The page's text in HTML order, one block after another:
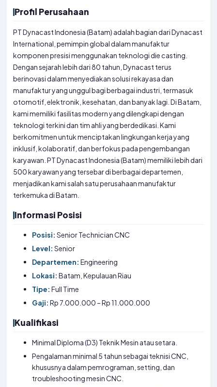
Profil Perusahaan
PT Dynacast Indonesia (Batam) adalah bagian dari Dynacast
International, pemimpin global dalam manufaktur
komponen presisi menggunakan teknologi die casting.
Dengan sejarah lebih dari 80 tahun, Dynacast terus
berinovasi dalam menyediakan solusi rekayasa dan
manufaktur yang unggul bagi berbagai industri, termasuk
otomotif, elektronik, kesehatan, dan banyak lagi. Di Batam,
kami memiliki fasilitas modern yang dilengkapi dengan
teknologi terkini dan tim ahli yang berdedikasi. Kami
berkomitmen untuk menciptakan lingkungan kerja yang
inklusif, kolaboratif, dan berfokus pada pengembangan
karyawan. PT Dynacast Indonesia (Batam) memiliki lebih dari
500 karyawan yang tersebar di berbagai departemen,
menjadikan kami salah satu perusahaan manufaktur
terkemuka di Batam.
Informasi Posisi
Posisi: Senior Technician CNC
Level: Senior
Departemen: Engineering
Lokasi: Batam, Kepulauan Riau
Tipe: Full Time
Gaji: Rp 7.000.000 – Rp 11.000.000
Kualifikasi
Minimal Diploma (D3) Teknik Mesin atau setara.
Pengalaman minimal 5 tahun sebagai teknisi CNC,
khususnya dalam pemrograman, setting, dan
troubleshooting mesin CNC.